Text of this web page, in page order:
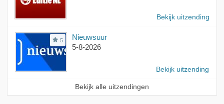
Bekijk uitzending
5
Nieuwsuur
5-8-2026
Bekijk uitzending
Bekijk alle uitzendingen